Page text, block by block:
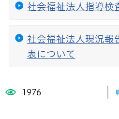
社会福祉法人指導検
社会福祉法人現況報
表について
1976